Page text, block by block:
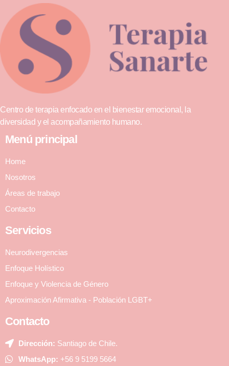
Centro de terapia enfocado en el bienestar emocional, la
diversidad y el acompañamiento humano.
Menú principal
Home
Nosotros
Áreas de trabajo
Contacto
Servicios
Neurodivergencias
Enfoque Holístico
Enfoque y Violencia de Género
Aproximación Afirmativa - Población LGBT+
Contacto
Dirección: Santiago de Chile.
WhatsApp: +56 9 5199 5664